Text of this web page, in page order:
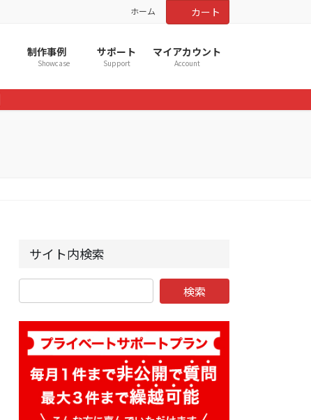
ホーム カート
制作事例
Showcase
サポート
Support
マイアカウント
Account
サイト内検索